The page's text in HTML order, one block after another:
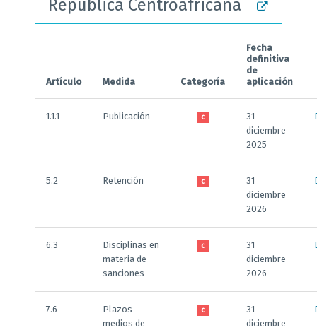
República Centroafricana
Artículo Medida Categoría
Fecha
definitiva
de
aplicación
1.1.1 Publicación C
31
diciembre
2025
5.2 Retención C
31
diciembre
2026
6.3
Disciplinas en
materia de
sanciones
C
31
diciembre
2026
7.6
Plazos
medios de
C
31
diciembre